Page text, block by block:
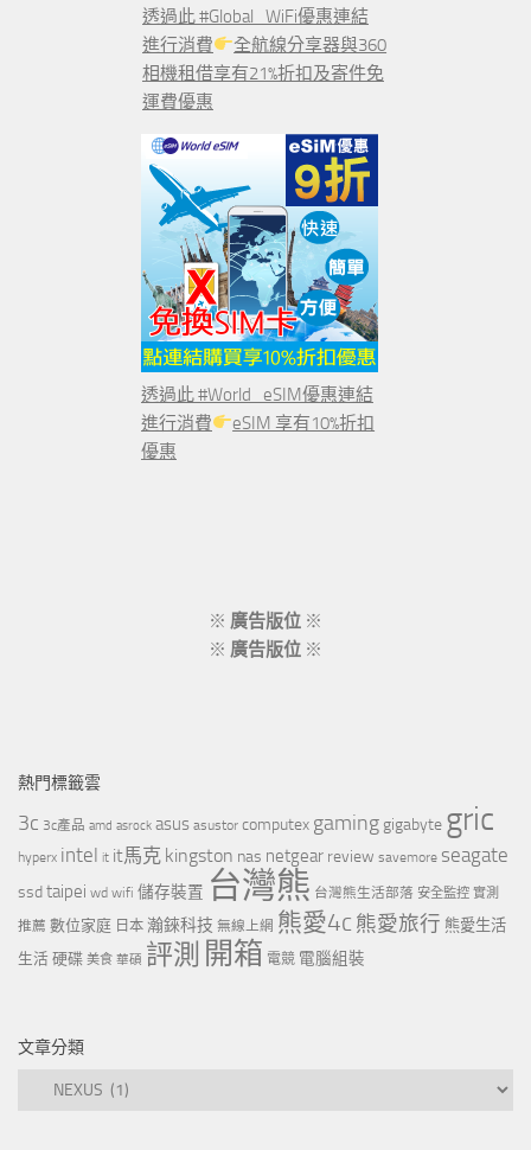
透過此 #Global_WiFi優惠連結
進行消費
全航線分享器與360
相機租借享有21%折扣及寄件免
運費優惠
透過此 #World_eSIM優惠連結
進行消費
eSIM 享有10%折扣
優惠
※ 廣告版位 ※
※ 廣告版位 ※
熱門標籤雲
3c 3c產品 amd asrock asus asustor computex gaming gigabyte gric
hyperx intel it it馬克 kingston nas netgear review savemore seagate
ssdtaipei wd wifi 儲存裝置 台灣熊 台灣熊生活部落 安全監控 實測
推薦 數位家庭 日本 瀚錸科技 無線上網 熊愛4c 熊愛旅行 熊愛生活
生活 硬碟 美食 華碩 評測 開箱 電競 電腦組裝
文章分類